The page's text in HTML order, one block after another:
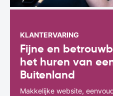
KLANTERVARING
Fijne en
het huren van
Buitenland
Makkelijke website,